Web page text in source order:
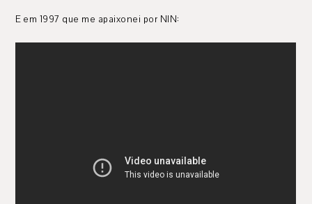
E em 1997 que me apaixonei por NIN: